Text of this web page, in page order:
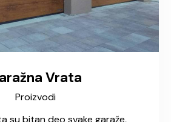
Vrata
Proizvodi
su bitan deo svake garaže,